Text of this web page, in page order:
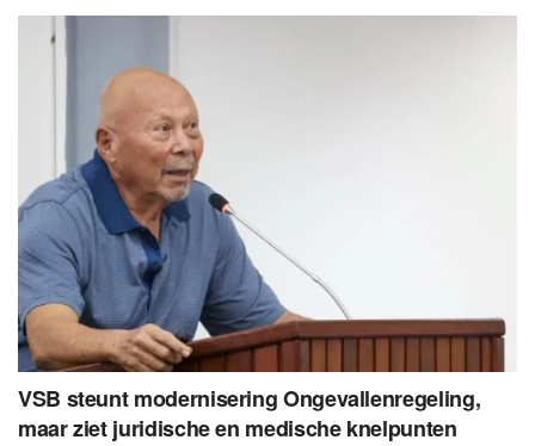
VSB steunt modernisering Ongevallenregeling,
maar ziet juridische en medische knelpunten